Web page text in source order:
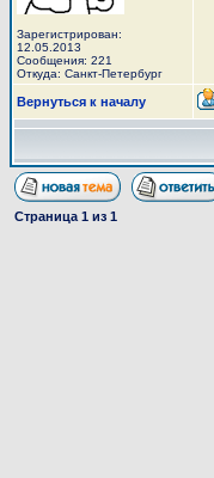
Зарегистрирован:
12.05.2013
Сообщения: 221
Откуда: Санкт-Петербург
Вернуться к началу
Страница 1 из 1